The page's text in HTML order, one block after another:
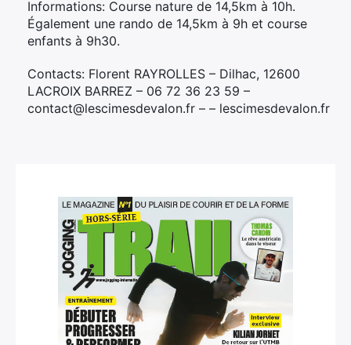
Informations: Course nature de 14,5km à 10h.
Également une rando de 14,5km à 9h et course
enfants à 9h30.
Contacts: Florent RAYROLLES – Dilhac, 12600
LACROIX BARREZ – 06 72 36 23 59 –
contact@lescimesdevalon.fr – – lescimesdevalon.fr